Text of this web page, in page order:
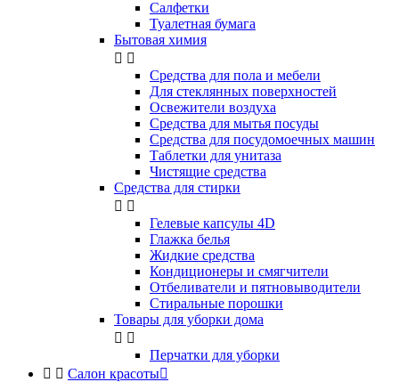
Салфетки
Туалетная бумага
Бытовая химия
 
Cредства для пола и мебели
Для стеклянных поверхностей
Освежители воздуха
Средства для мытья посуды
Средства для посудомоечных машин
Таблетки для унитаза
Чистящие средства
Средства для стирки
 
Гелевые капсулы 4D
Глажка белья
Жидкие средства
Кондиционеры и смягчители
Отбеливатели и пятновыводители
Стиральные порошки
Товары для уборки дома
 
Перчатки для уборки
  Салон красоты